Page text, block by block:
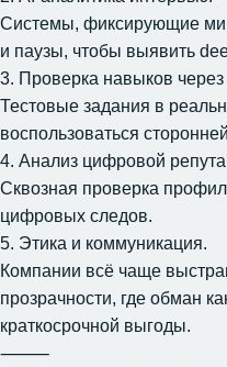
Системы, фиксирующие
и паузы, чтобы выявить
3. Проверка навыков
Тестовые задания в
воспользоваться
4. Анализ цифровой
Сквозная проверка
цифровых следов.
5. Этика и коммуникация.
Компании всё чаще
прозрачности, где обман
краткосрочной выгоды.
⸻